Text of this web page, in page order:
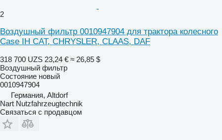
2
Воздушный фильтр 0010947904 для трактора колесного
Case IH CAT, CHRYSLER, CLAAS, DAF
318 700 UZS 23,24 € ≈ 26,85 $
Воздушный фильтр
Состояние новый
0010947904
Германия, Altdorf
Nart Nutzfahrzeugtechnik
Связаться с продавцом